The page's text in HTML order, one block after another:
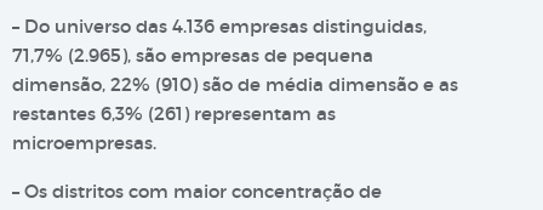
– Do universo das 4.136 empresas distinguidas,
71,7% (2.965), são empresas de pequena
dimensão, 22% (910) são de média dimensão e as
restantes 6,3% (261) representam as
microempresas.
– Os distritos com maior concentração de